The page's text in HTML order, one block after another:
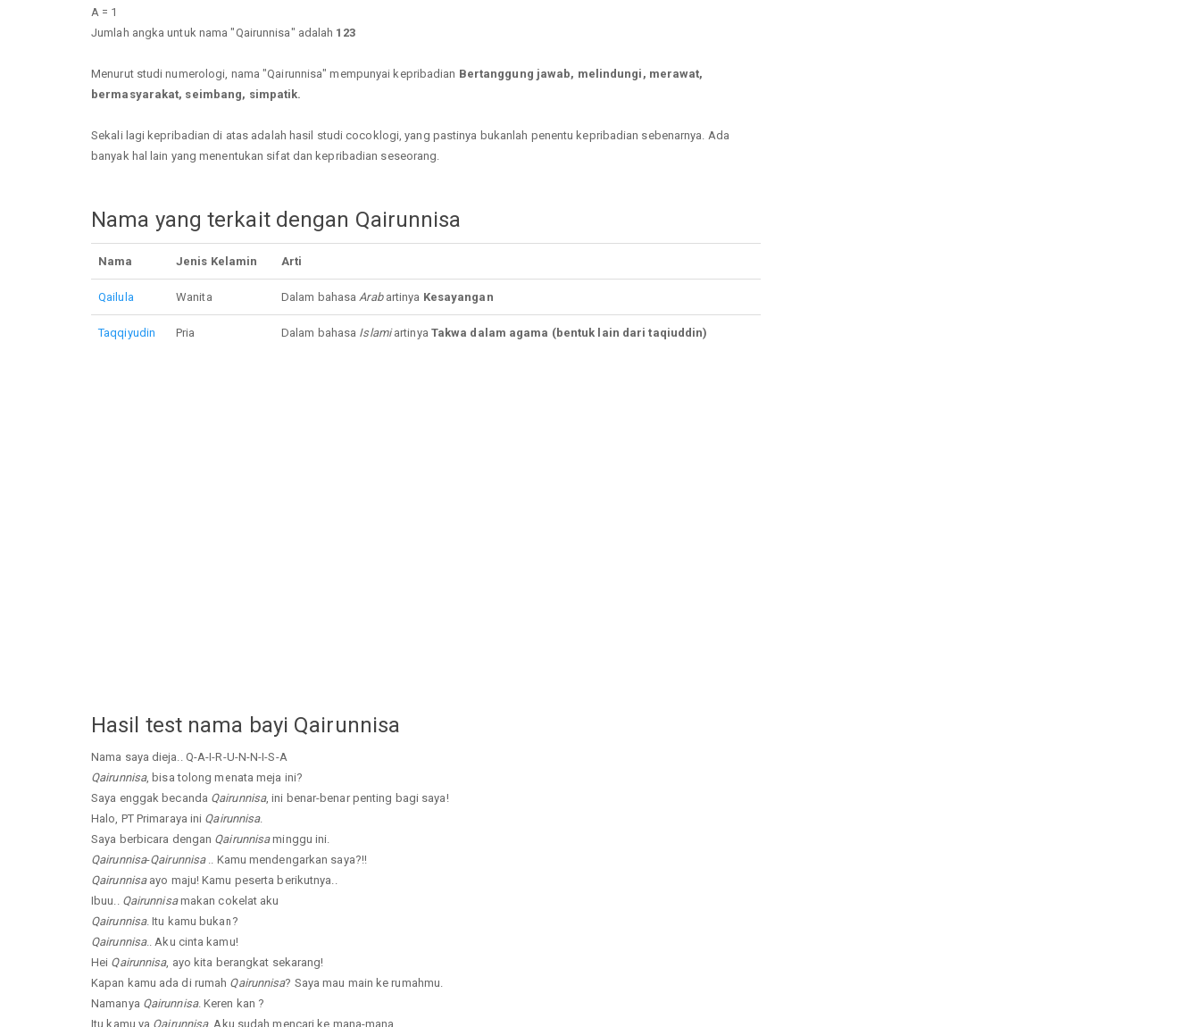
A = 1
Jumlah angka untuk nama "Qairunnisa" adalah 123
Menurut studi numerologi, nama "Qairunnisa" mempunyai kepribadian Bertanggung jawab, melindungi, merawat,
bermasyarakat, seimbang, simpatik.
Sekali lagi kepribadian di atas adalah hasil studi cocoklogi, yang pastinya bukanlah penentu kepribadian sebenarnya. Ada
banyak hal lain yang menentukan sifat dan kepribadian seseorang.
Nama yang terkait dengan Qairunnisa
Nama Jenis Kelamin Arti
Qailula Wanita Dalam bahasaArabartinya Kesayangan
Taqqiyudin Pria Dalam bahasa Islamiartinya Takwa dalam agama (bentuk lain dari taqiuddin)
Hasil test nama bayi Qairunnisa
Nama saya dieja.. Q-A-I-R-U-N-N-I-S-A
Qairunnisa, bisa tolong menata meja ini?
Saya enggak becanda Qairunnisa, ini benar-benar penting bagi saya!
Halo, PT Primaraya ini Qairunnisa.
Saya berbicara dengan Qairunnisaminggu ini.
Qairunnisa-Qairunnisa.. Kamu mendengarkan saya?!!
Qairunnisaayo maju! Kamu peserta berikutnya..
Ibuu.. Qairunnisamakan cokelat aku
Qairunnisa. Itu kamu bukan?
Qairunnisa.. Aku cinta kamu!
Hei Qairunnisa, ayo kita berangkat sekarang!
Kapan kamu ada di rumah Qairunnisa? Saya mau main ke rumahmu.
Namanya Qairunnisa. Keren kan ?
Itu kamu ya Qairunnisa. Aku sudah mencari ke mana-mana